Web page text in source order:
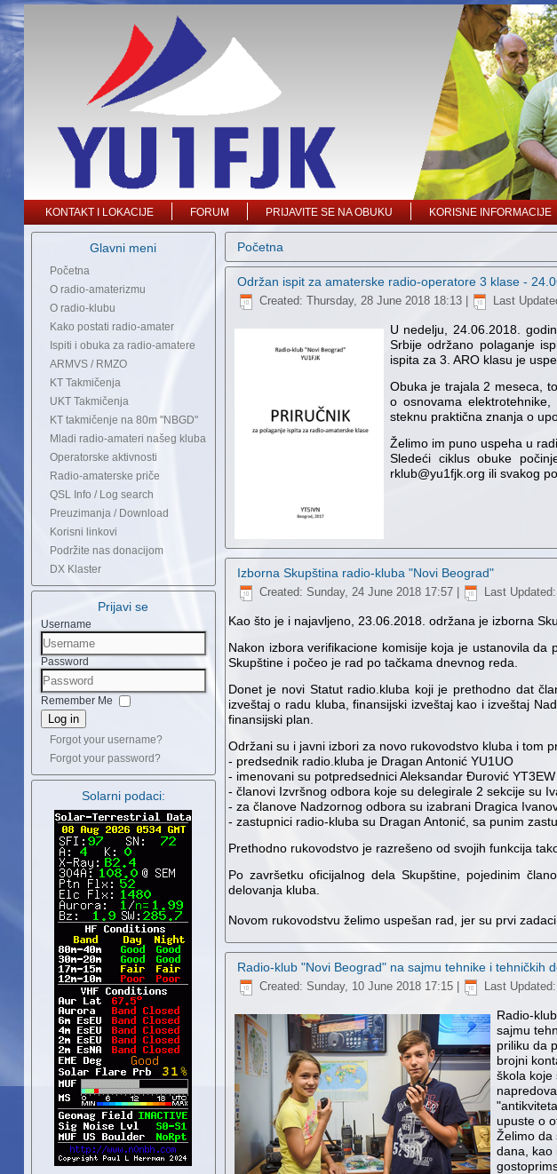
KONTAKT I LOKACIJE FORUM PRIJAVITE SE NA OBUKU KORISNE INFORMACIJE
Glavni meni
Početna
O radio-amaterizmu
O radio-klubu
Kako postati radio-amater
Ispiti i obuka za radio-amatere
ARMVS / RMZO
KT Takmičenja
UKT Takmičenja
KT takmičenje na 80m "NBGD"
Mladi radio-amateri našeg kluba
Operatorske aktivnosti
Radio-amaterske priče
QSL Info / Log search
Preuzimanja / Download
Korisni linkovi
Podržite nas donacijom
DX Klaster
Prijavi se
Username
Password
Remember Me
Log in
Forgot your username?
Forgot your password?
Solarni podaci:
Početna
Održan ispit za amaterske radio-operatore 3 klase -
Created: Thursday, 28 June 2018 18:13| Last
U nedelju, 24.06.2018.
Srbije održano polaganje
ispita za 3. ARO klasu je
Obuka je trajala 2 meseca,
o osnovama
steknu praktična znanja o
Želimo im puno uspeha u
Sledeći ciklus obuke
rklub@yu1fjk.org ili svakog
Izborna Skupština radio-kluba "Novi Beograd"
Created: Sunday, 24 June 2018 17:57| Last
Kao što je i najavljeno, 23.06.2018. održana je izborna
Nakon izbora verifikacione komisije koja je ustanovila
Skupštine i počeo je rad po tačkama dnevnog reda.
Donet je novi Statut radio.kluba koji je prethodno dat
izveštaj o radu kluba, finansijski izveštaj kao i izveštaj
finansijski plan.
Održani su i javni izbori za novo rukovodstvo kluba i tom
- predsednik radio.kluba je Dragan Antonić YU1UO
- imenovani su potpredsednici Aleksandar Đurović
- članovi Izvršnog odbora koje su delegirale 2 sekcije su
- za članove Nadzornog odbora su izabrani Dragica
- zastupnici radio-kluba su Dragan Antonić, sa punim
Prethodno rukovodstvo je razrešeno od svojih funkcija
Po završetku oficijalnog dela Skupštine, pojedinim
delovanja kluba.
Novom rukovodstvu želimo uspešan rad, jer su prvi
Radio-klub "Novi Beograd" na sajmu tehnike i tehničkih
Created: Sunday, 10 June 2018 17:15| Last
Radio-
sajmu
priliku da
brojni
škola koje
upuste o
Želimo da
dana, kao